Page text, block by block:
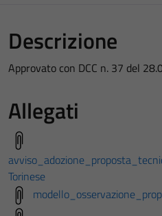
Descrizione
Approvato con DCC n. 37 del
Allegati
Torinese